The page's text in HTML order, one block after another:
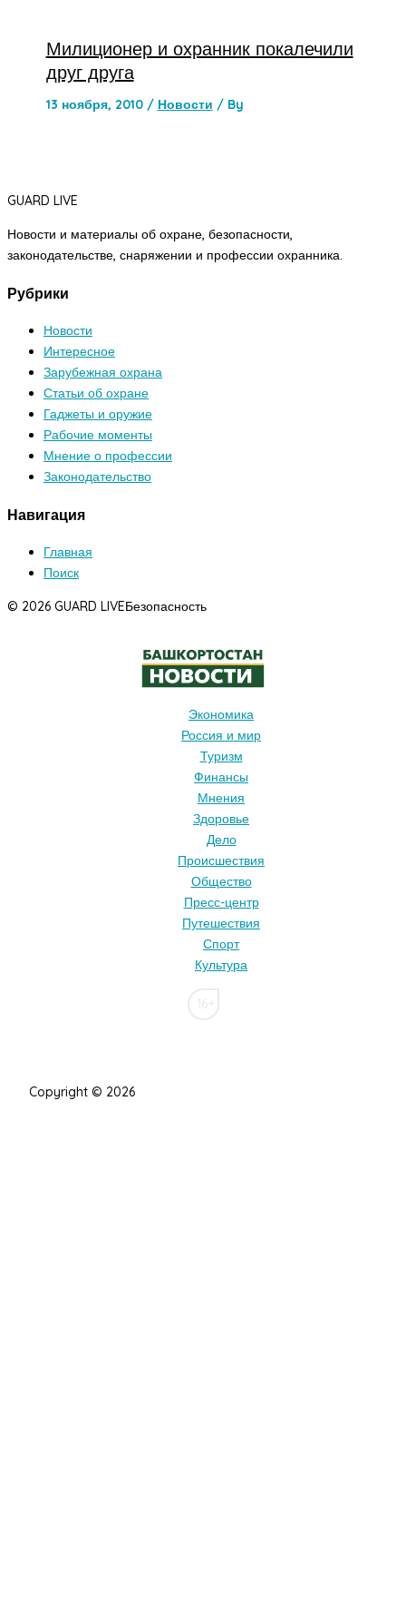
Милиционер и охранник покалечили
друг друга
13 ноября, 2010 / Новости / By
GUARD LIVE
Новости и материалы об охране, безопасности,
законодательстве, снаряжении и профессии охранника.
Рубрики
Новости
Интересное
Зарубежная охрана
Статьи об охране
Гаджеты и оружие
Рабочие моменты
Мнение о профессии
Законодательство
Навигация
Главная
Поиск
© 2026 GUARD LIVEБезопасность
Экономика
Россия и мир
Туризм
Финансы
Мнения
Здоровье
Дело
Происшествия
Общество
Пресс-центр
Путешествия
Спорт
Культура
Copyright © 2026